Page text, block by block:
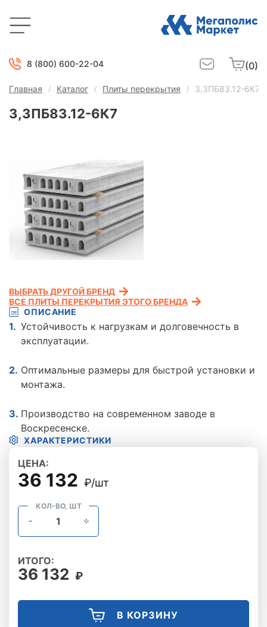
8 (800) 600-22-04 (0)
Главная Каталог Плиты перекрытия 3,3ПБ83.12-6К7
3,3ПБ83.12-6К7
ОПИСАНИЕ
Устойчивость к нагрузкам и долговечность в
эксплуатации.
Оптимальные размеры для быстрой установки и
монтажа.
Производство на современном заводе в
Воскресенске.
ХАРАКТЕРИСТИКИ
ВЫБРАТЬ ДРУГОЙ БРЕНД
ВСЕ ПЛИТЫ ПЕРЕКРЫТИЯ ЭТОГО БРЕНДА
ЦЕНА:
36 132 ₽/шт
КОЛ-ВО, ШТ
ИТОГО:
36 132 ₽
В КОРЗИНУ